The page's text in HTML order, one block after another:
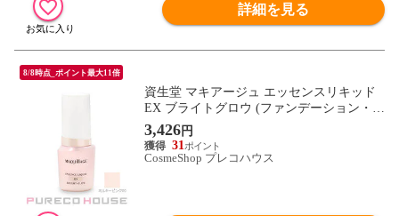
詳細を見る
8/8時点_ポイント最大11倍
資生堂 マキアージュ エッセンスリキッド
EX ブライトグロウ (ファンデーション・日
中用美容液) SPF30・PA+++ 24ml #ミルキ
ーピンク00
3,426円
31
CosmeShop プレコハウス